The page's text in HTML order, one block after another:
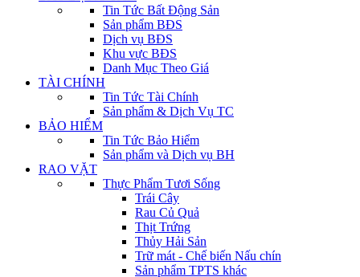
Tin Tức Bất Động Sản
Sản phẩm BĐS
Dịch vụ BĐS
Khu vực BĐS
Danh Mục Theo Giá
TÀI CHÍNH
Tin Tức Tài Chính
Sản phẩm & Dịch Vụ TC
BẢO HIỂM
Tin Tức Bảo Hiểm
Sản phẩm và Dịch vụ BH
RAO VẶT
Thực Phẩm Tươi Sống
Trái Cây
Rau Củ Quả
Thịt Trứng
Thủy Hải Sản
Trữ mát - Chế biến Nấu chín
Sản phẩm TPTS khác